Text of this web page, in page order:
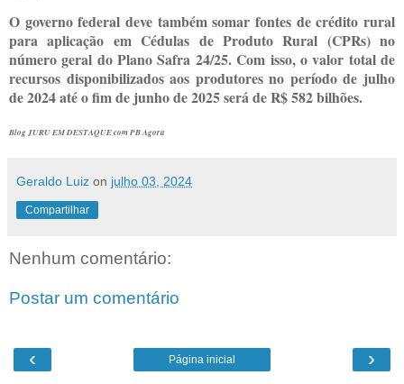
O governo federal deve também somar fontes de crédito rural
para aplicação em Cédulas de Produto Rural (CPRs) no
número geral do Plano Safra 24/25. Com isso, o valor total de
recursos disponibilizados aos produtores no período de julho
de 2024 até o fim de junho de 2025 será de R$ 582 bilhões.
Blog JURU EM DESTAQUE com PB Agora
Geraldo Luiz on julho 03, 2024
Compartilhar
Nenhum comentário:
Postar um comentário
‹ ›
Página inicial